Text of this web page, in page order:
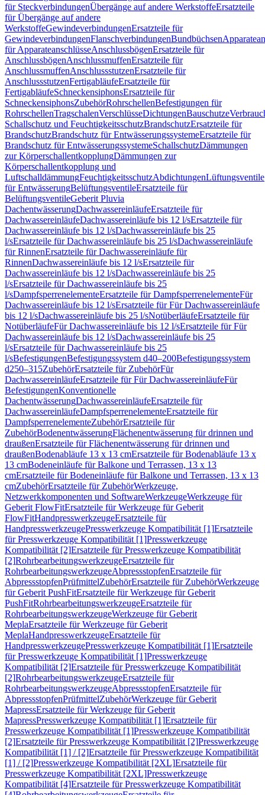
für SteckverbindungenÜbergänge auf andere WerkstoffeErsatzteile
für Übergänge auf andere
WerkstoffeGewindeverbindungenErsatzteile für
GewindeverbindungenFlanschverbindungenBundbüchsen
für ApparateanschlüsseAnschlussbögenErsatzteile für
AnschlussbögenAnschlussmuffenErsatzteile für
AnschlussmuffenAnschlussstutzenErsatzteile für
AnschlussstutzenFertigabläufeErsatzteile für
FertigabläufeSchneckensiphonsErsatzteile für
SchneckensiphonsZubehörRohrschellenBefestigungen für
RohrschellenTragschalenVerschlüsseDichtungenBauschutze
Schallschutz und FeuchtigkeitsschutzBrandschutzErsatzteile für
BrandschutzBrandschutz für EntwässerungssystemeErsatzteile für
Brandschutz für EntwässerungssystemeSchallschutzDämmungen
zur KörperschallentkopplungDämmungen zur
Körperschallentkopplung und
LuftschalldämmungFeuchtigkeitsschutzAbdichtungenLüftungsventile
für EntwässerungBelüftungsventileErsatzteile für
BelüftungsventileGeberit Pluvia
DachentwässerungDachwassereinläufeErsatzteile für
DachwassereinläufeDachwassereinläufe bis 12 l/sErsatzteile für
Dachwassereinläufe bis 12 l/sDachwassereinläufe bis 25
l/sErsatzteile für Dachwassereinläufe bis 25 l/sDachwassereinläufe
für RinnenErsatzteile für Dachwassereinläufe für
RinnenDachwassereinläufe bis 12 l/sErsatzteile für
Dachwassereinläufe bis 12 l/sDachwassereinläufe bis 25
l/sErsatzteile für Dachwassereinläufe bis 25
l/sDampfsperrenelementeErsatzteile für DampfsperrenelementeFür
Dachwassereinläufe bis 12 l/sErsatzteile für Für Dachwassereinläufe
bis 12 l/sDachwassereinläufe bis 25 l/sNotüberläufeErsatzteile für
NotüberläufeFür Dachwassereinläufe bis 12 l/sErsatzteile für Für
Dachwassereinläufe bis 12 l/sDachwassereinläufe bis 25
l/sErsatzteile für Dachwassereinläufe bis 25
l/sBefestigungenBefestigungssystem d40–200Befestigungssystem
d250–315ZubehörErsatzteile für ZubehörFür
DachwassereinläufeErsatzteile für Für DachwassereinläufeFür
BefestigungenKonventionelle
DachentwässerungDachwassereinläufeErsatzteile für
DachwassereinläufeDampfsperrenelementeErsatzteile für
DampfsperrenelementeZubehörErsatzteile für
ZubehörBodenentwässerungFlächenentwässerung für drinnen und
draußenErsatzteile für Flächenentwässerung für drinnen und
draußenBodenabläufe 13 x 13 cmErsatzteile für Bodenabläufe 13 x
13 cmBodeneinläufe für Balkone und Terrassen, 13 x 13
cmErsatzteile für Bodeneinläufe für Balkone und Terrassen, 13 x 13
cmZubehörErsatzteile für ZubehörWerkzeuge,
Netzwerkkomponenten und SoftwareWerkzeugeWerkzeuge für
Geberit FlowFitErsatzteile für Werkzeuge für Geberit
FlowFitHandpresswerkzeugeErsatzteile für
HandpresswerkzeugePresswerkzeuge Kompatibilität [1]Ersatzteile
für Presswerkzeuge Kompatibilität [1]Presswerkzeuge
Kompatibilität [2]Ersatzteile für Presswerkzeuge Kompatibilität
[2]RohrbearbeitungswerkzeugeErsatzteile für
RohrbearbeitungswerkzeugeAbpressstopfenErsatzteile für
AbpressstopfenPrüfmittelZubehörErsatzteile für ZubehörWerkzeuge
für Geberit PushFitErsatzteile für Werkzeuge für Geberit
PushFitRohrbearbeitungswerkzeugeErsatzteile für
RohrbearbeitungswerkzeugeWerkzeuge für Geberit
MeplaErsatzteile für Werkzeuge für Geberit
MeplaHandpresswerkzeugeErsatzteile für
HandpresswerkzeugePresswerkzeuge Kompatibilität [1]Ersatzteile
für Presswerkzeuge Kompatibilität [1]Presswerkzeuge
Kompatibilität [2]Ersatzteile für Presswerkzeuge Kompatibilität
[2]RohrbearbeitungswerkzeugeErsatzteile für
RohrbearbeitungswerkzeugeAbpressstopfenErsatzteile für
AbpressstopfenPrüfmittelZubehörWerkzeuge für Geberit
MapressErsatzteile für Werkzeuge für Geberit
MapressPresswerkzeuge Kompatibilität [1]Ersatzteile für
Presswerkzeuge Kompatibilität [1]Presswerkzeuge Kompatibilität
[2]Ersatzteile für Presswerkzeuge Kompatibilität [2]Presswerkzeuge
Kompatibilität [1] / [2]Ersatzteile für Presswerkzeuge Kompatibilität
[1] / [2]Presswerkzeuge Kompatibilität [2XL]Ersatzteile für
Presswerkzeuge Kompatibilität [2XL]Presswerkzeuge
Kompatibilität [4]Ersatzteile für Presswerkzeuge Kompatibilität